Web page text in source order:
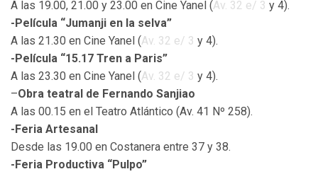
A las 19.00, 21.00 y 23.00 en Cine Yanel (Av. 32 e/ 3 y 4).
-Película “Jumanji en la selva”
A las 21.30 en Cine Yanel (Av. 32 e/ 3 y 4).
-Película “15.17 Tren a Paris”
A las 23.30 en Cine Yanel (Av. 32 e/ 3 y 4).
–Obra teatral de Fernando Sanjiao
A las 00.15 en el Teatro Atlántico (Av. 41 Nº 258).
-Feria Artesanal
Desde las 19.00 en Costanera entre 37 y 38.
-Feria Productiva “Pulpo”